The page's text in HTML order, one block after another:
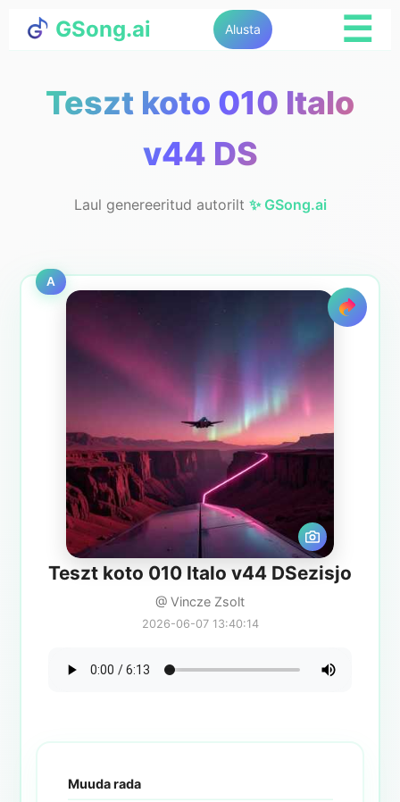
GSong.ai Alusta
☰
Teszt koto 010 Italo
v44 DS
Laul genereeritud autorilt ✨ GSong.ai
A
Teszt koto 010 Italo v44 DSezisjo
@ Vincze Zsolt
2026-06-07 13:40:14
Muuda rada